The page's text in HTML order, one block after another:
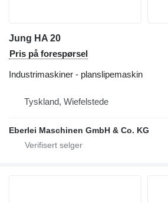
Jung HA 20
Pris på forespørsel
Industrimaskiner - planslipemaskin
Tyskland, Wiefelstede
Eberlei Maschinen GmbH & Co. KG